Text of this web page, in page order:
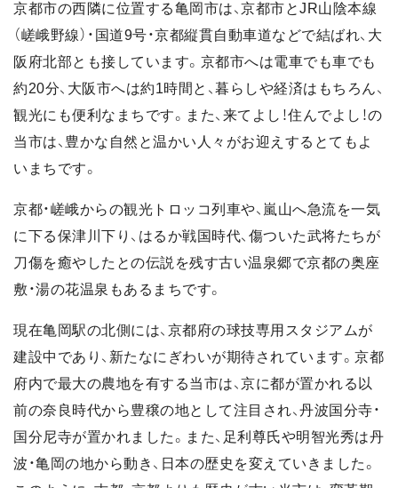
京都市の西隣に位置する亀岡市は、京都市とJR山陰本線
（嵯峨野線）・国道9号・京都縦貫自動車道などで結ばれ、大
阪府北部とも接しています。京都市へは電車でも車でも
約20分、大阪市へは約1時間と、暮らしや経済はもちろん、
観光にも便利なまちです。また、来てよし！住んでよし！の
当市は、豊かな自然と温かい人々がお迎えするとてもよ
いまちです。
京都・嵯峨からの観光トロッコ列車や、嵐山へ急流を一気
に下る保津川下り、はるか戦国時代、傷ついた武将たちが
刀傷を癒やしたとの伝説を残す古い温泉郷で京都の奥座
敷・湯の花温泉もあるまちです。
現在亀岡駅の北側には、京都府の球技専用スタジアムが
建設中であり、新たなにぎわいが期待されています。京都
府内で最大の農地を有する当市は、京に都が置かれる以
前の奈良時代から豊穣の地として注目され、丹波国分寺・
国分尼寺が置かれました。また、足利尊氏や明智光秀は丹
波・亀岡の地から動き、日本の歴史を変えていきました。